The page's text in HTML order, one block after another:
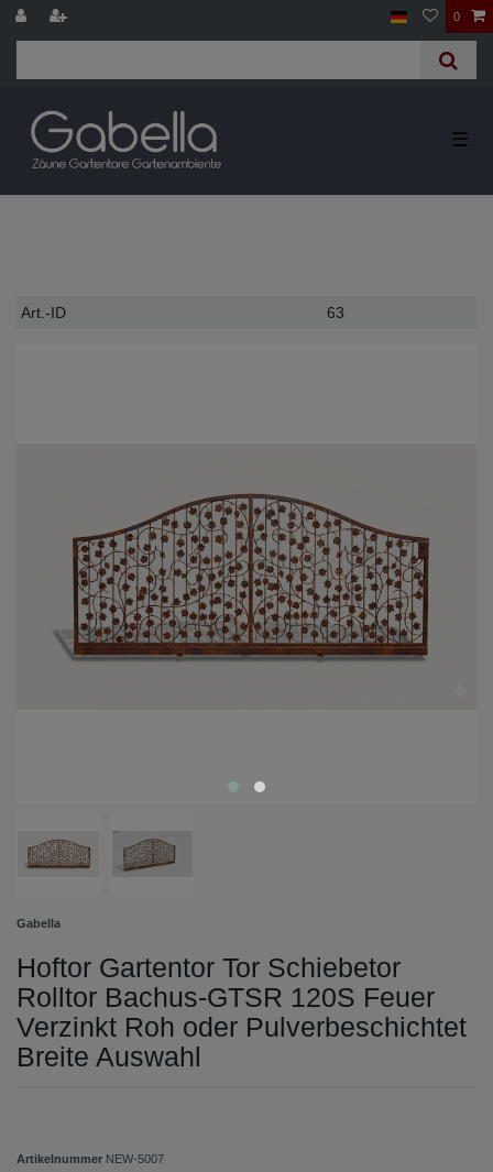
0
☰
Technisches
Wert
Art.-ID 63
Gabella
Hoftor Gartentor Tor Schiebetor
Rolltor Bachus-GTSR 120S Feuer
Verzinkt Roh oder Pulverbeschichtet
Breite Auswahl
Artikelnummer NEW-5007